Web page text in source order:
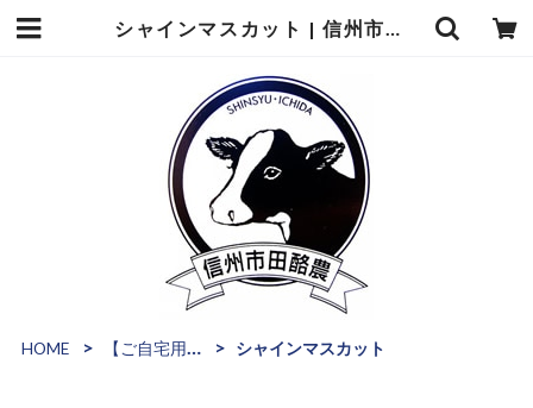
シャインマスカット | 信州市田酪農
HOME 【ご自宅用】飲むヨーグルト シャインマスカット